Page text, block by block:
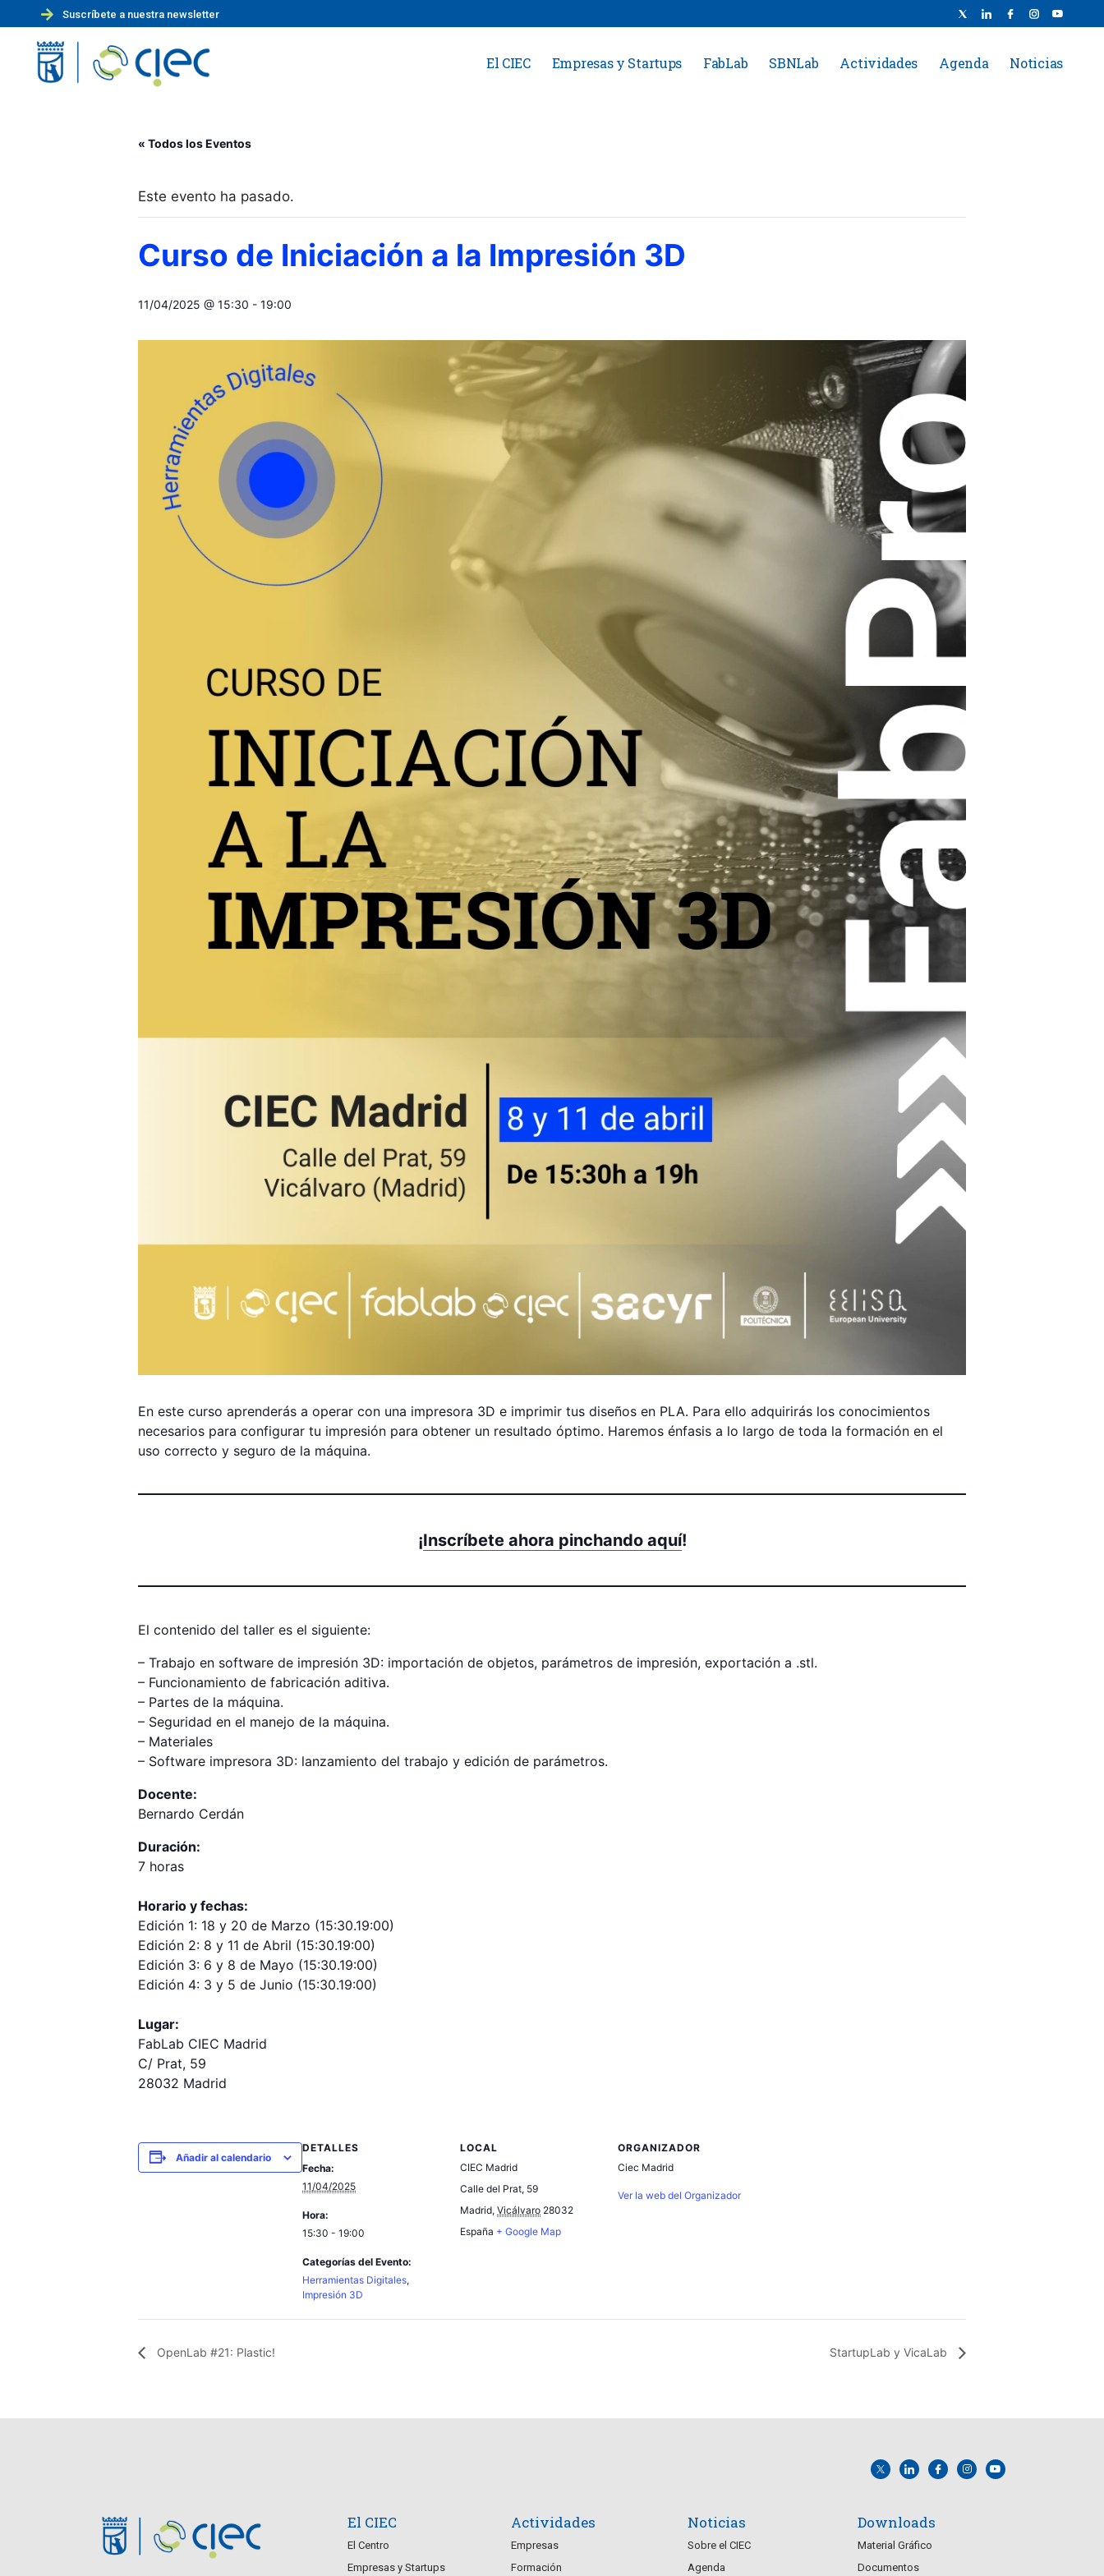
Suscríbete a nuestra newsletter
El CIEC Empresas y Startups FabLab SBNLab Actividades Agenda Noticias
« Todos los Eventos
Este evento ha pasado.
Curso de Iniciación a la Impresión 3D
11/04/2025 @ 15:30 - 19:00
En este curso aprenderás a operar con una impresora 3D e imprimir tus diseños en PLA. Para ello adquirirás los conocimientos
necesarios para configurar tu impresión para obtener un resultado óptimo. Haremos énfasis a lo largo de toda la formación en el
uso correcto y seguro de la máquina.
¡Inscríbete ahora pinchando aquí!
El contenido del taller es el siguiente:
– Trabajo en software de impresión 3D: importación de objetos, parámetros de impresión, exportación a .stl.
– Funcionamiento de fabricación aditiva.
– Partes de la máquina.
– Seguridad en el manejo de la máquina.
– Materiales
– Software impresora 3D: lanzamiento del trabajo y edición de parámetros.
Docente:
Bernardo Cerdán
Duración:
7 horas
Horario y fechas:
Edición 1: 18 y 20 de Marzo (15:30.19:00)
Edición 2: 8 y 11 de Abril (15:30.19:00)
Edición 3: 6 y 8 de Mayo (15:30.19:00)
Edición 4: 3 y 5 de Junio (15:30.19:00)
Lugar:
FabLab CIEC Madrid
C/ Prat, 59
28032 Madrid
Añadir al calendario
DETALLES
Fecha:
11/04/2025
Hora:
15:30 - 19:00
Categorías del Evento:
Herramientas Digitales,
Impresión 3D
LOCAL
CIEC Madrid
Calle del Prat, 59
Madrid, Vicálvaro 28032
España + Google Map
ORGANIZADOR
Ciec Madrid
Ver la web del Organizador
OpenLab #21: Plastic! StartupLab y VicaLab
El CIEC
El Centro
Empresas y Startups
Actividades
Empresas
Formación
Noticias
Sobre el CIEC
Agenda
Downloads
Material Gráfico
Documentos